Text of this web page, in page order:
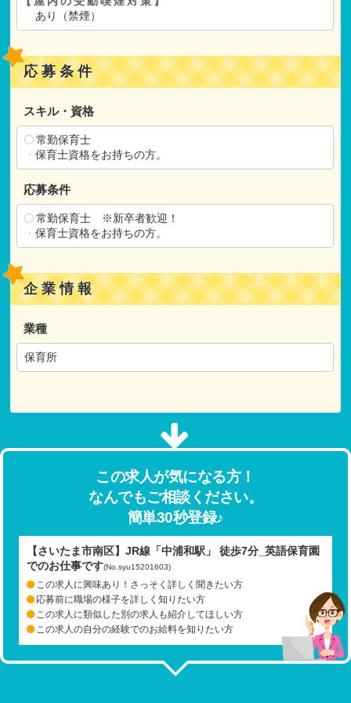
あり（禁煙）
応募条件
スキル・資格
常勤保育士
・ 保育士資格をお持ちの方。
応募条件
常勤保育士 ※新卒者歓迎！
・ 保育士資格をお持ちの方。
企業情報
業種
保育所
この求人が気になる方！
なんでもご相談ください。
簡単30秒登録♪
【さいたま市南区】JR線「中浦和駅」 徒歩7分_英語保育園
でのお仕事です(No.syu15201603)
この求人に興味あり！さっそく詳しく聞きたい方
応募前に職場の様子を詳しく知りたい方
この求人に類似した別の求人も紹介してほしい方
この求人の自分の経験でのお給料を知りたい方